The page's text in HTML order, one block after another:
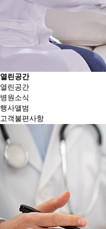
열린공간
열린공간
병원소식
행사앨범
고객불편사항